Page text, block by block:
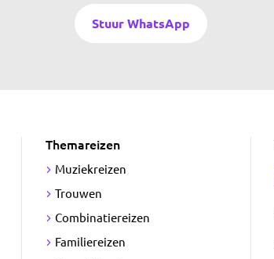
Stuur WhatsApp
Themareizen
Muziekreizen
Trouwen
Combinatiereizen
Familiereizen